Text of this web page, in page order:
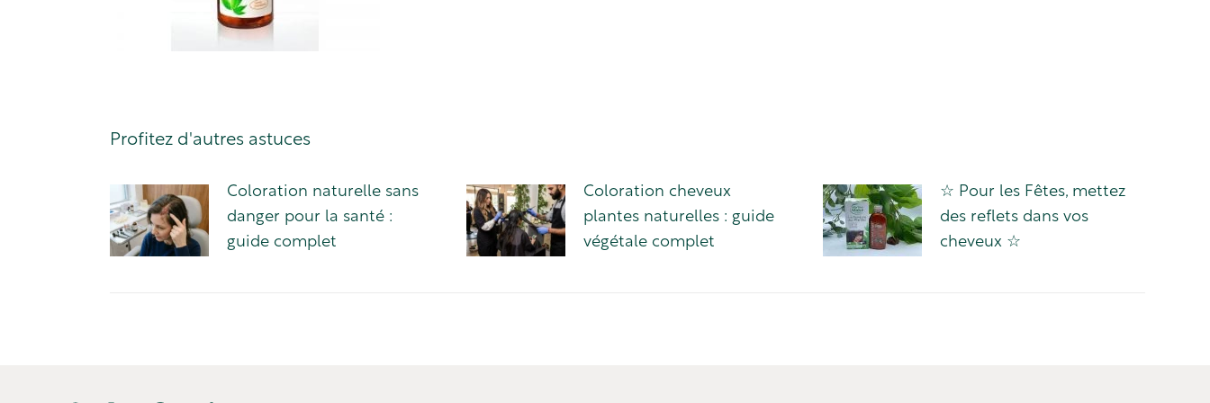
Profitez d'autres astuces
Coloration naturelle sans
danger pour la santé :
guide complet
Coloration cheveux
plantes naturelles : guide
végétale complet
☆ Pour les Fêtes, mettez
des reflets dans vos
cheveux ☆